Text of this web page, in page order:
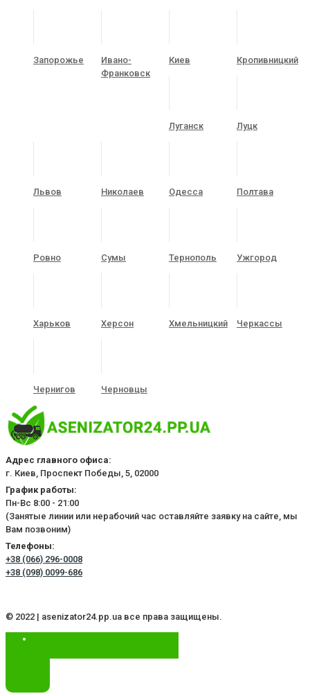
Запорожье
Ивано-
Франковск
Киев Кропивницкий
Луганск Луцк
Львов Николаев Одесса Полтава
Ровно Сумы Тернополь Ужгород
Харьков Херсон Хмельницкий Черкассы
Чернигов Черновцы
Адрес главного офиса:
г. Киев, Проспект Победы, 5, 02000
График работы:
Пн-Вс 8:00 - 21:00
(Занятые линии или нерабочий час оставляйте заявку на сайте, мы
Вам позвоним)
Телефоны:
+38 (066) 296-0008
+38 (098) 0099-686
© 2022 | asenizator24.pp.ua все права защищены.